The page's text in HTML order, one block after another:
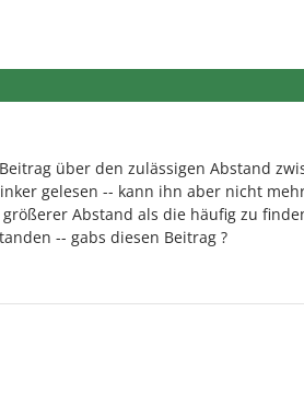
über den zulässigen Abstand
gelesen -- kann ihn aber nicht
Abstand als die häufig zu
-- gabs diesen Beitrag ?